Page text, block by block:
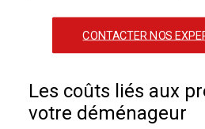
CONTACTER NOS
Les coûts liés aux
votre déménageur